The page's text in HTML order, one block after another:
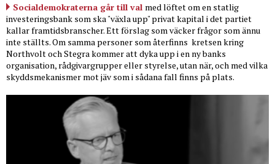
Socialdemokraterna går till val med löftet om en statlig
investeringsbank som ska "växla upp" privat kapital i det partiet
kallar framtidsbranscher. Ett förslag som väcker frågor som ännu
inte ställts. Om samma personer som återfinns kretsen kring
Northvolt och Stegra kommer att dyka upp i en ny banks
organisation, rådgivargrupper eller styrelse, utan när, och med vilka
skyddsmekanismer mot jäv som i sådana fall finns på plats.